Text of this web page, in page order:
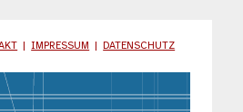
|IMPRESSUM DATENSCHUTZ